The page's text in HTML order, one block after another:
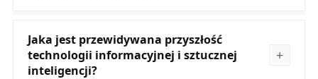
Jaka jest przewidywana przyszłość
technologii informacyjnej i sztucznej
inteligencji?